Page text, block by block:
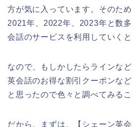
方が気に入っています。そのた
2021年、2022年、2023年と数
会話のサービスを利用していく
なので、もしかしたらラインな
英会話のお得な割引クーポンな
と思ったので色々と調べてみる
だから、まずは、【シェーン英